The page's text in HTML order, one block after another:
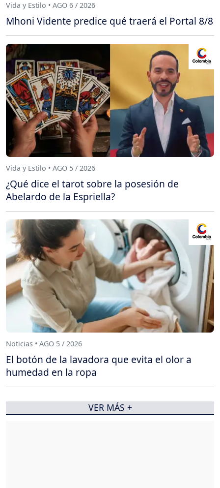
Vida y Estilo • AGO 6 / 2026
Mhoni Vidente predice qué traerá el Portal 8/8
Vida y Estilo • AGO 5 / 2026
¿Qué dice el tarot sobre la posesión de
Abelardo de la Espriella?
Noticias • AGO 5 / 2026
El botón de la lavadora que evita el olor a
humedad en la ropa
VER MÁS +